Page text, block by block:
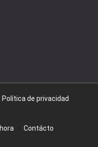
Política de privacidad
Contácto